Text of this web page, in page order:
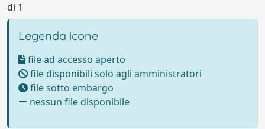
di 1
Legenda icone
file ad accesso aperto
file disponibili solo agli amministratori
file sotto embargo
nessun file disponibile